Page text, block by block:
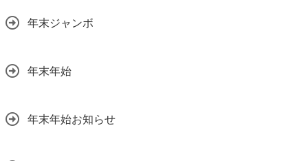
年末ジャンボ
年末年始
年末年始お知らせ